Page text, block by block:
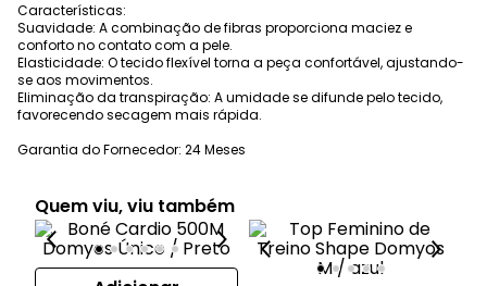
Características:
Suavidade: A combinação de fibras proporciona maciez e
conforto no contato com a pele.
Elasticidade: O tecido flexível torna a peça confortável, ajustando-
se aos movimentos.
Eliminação da transpiração: A umidade se difunde pelo tecido,
favorecendo secagem mais rápida.
Garantia do Fornecedor: 24 Meses
Quem viu, viu também